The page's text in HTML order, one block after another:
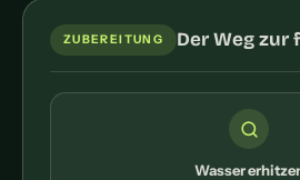
ZUBEREITUNG Der Weg zur
Wasser